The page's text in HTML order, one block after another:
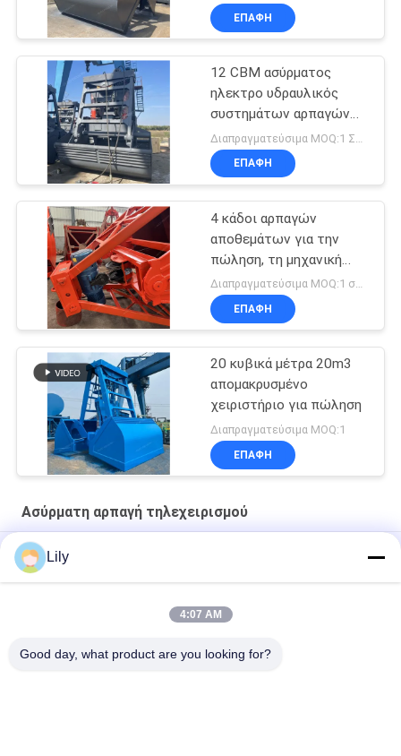
ΕΠΑΦΉ
12 CBM ασύρματος
ηλεκτρο υδραυλικός
συστημάτων αρπαγών
τηλεχειρισμού
ΕΠΑΦΉ
4 κάδοι αρπαγών
αποθεμάτων για την
πώληση, τη μηχανική
αρπαγή και την
ηλεκτρουδραυλική
αρπαγή
Διαπραγματεύσιμα MOQ:1 σύνολο
ΕΠΑΦΉ
20 κυβικά μέτρα 20m3
απομακρυσμένο
χειριστήριο για πώληση
Διαπραγματεύσιμα MOQ:1
ΕΠΑΦΉ
Ασύρματη αρπαγή τηλεχειρισμού
αρπαγή ελέγχου 100m Radio Remote
4CBM σκάφος αρπαγών
14CBM Μία γραμμή Ραδιοφωνικό τηλεχειριστήριο Grab
Lily
4:07 AM
Good day, what product are you looking for?